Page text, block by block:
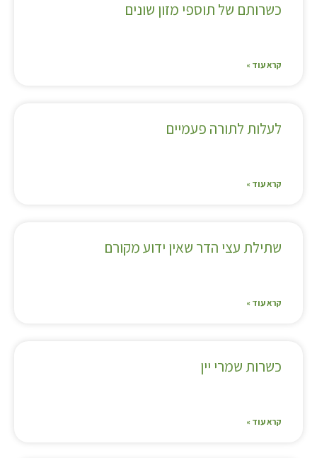
כשרותם של תוספי מזון שונים
קרא עוד »
לעלות לתורה פעמיים
קרא עוד »
שתילת עצי הדר שאין ידוע מקורם
קרא עוד »
כשרות שמרי יין
קרא עוד »